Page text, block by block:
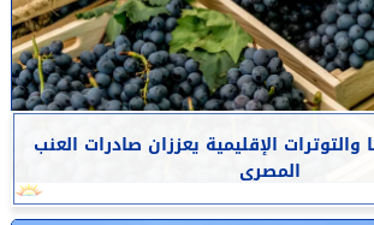
والتوترات الإقليمية يعززان صادرات العنب
المصرى